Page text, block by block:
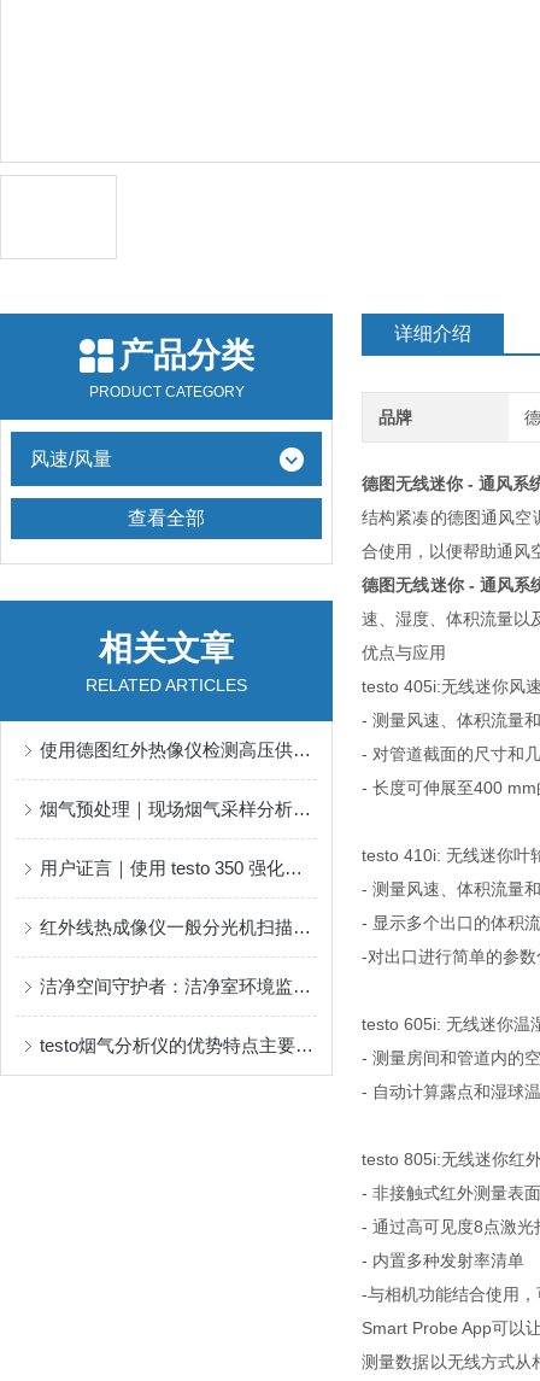
产品分类
PRODUCT CATEGORY
风速/风量
查看全部
相关文章
RELATED ARTICLES
使用德图红外热像仪检测高压供电设施
烟气预处理｜现场烟气采样分析的挑战和应对
用户证言｜使用 testo 350 强化手工比对监测，保证数据真实性
红外线热成像仪一般分光机扫描成像系统和非扫描成像系统
洁净空间守护者：洁净室环境监测如何保障现代工业核心
testo烟气分析仪的优势特点主要体现在这些方面
详细介绍
品牌
德图无线迷你 - 通风系
结构紧凑的德图通风空
合使用，以便帮助通风
德图无线迷你 - 通风系
速、湿度、体积流量以
优点与应用
testo 405i:无线迷你风
- 测量风速、体积流量
- 对管道截面的尺寸和
- 长度可伸展至400
testo 410i: 无线迷你叶
- 测量风速、体积流量
- 显示多个出口的体积
-对出口进行简单的参
testo 605i: 无线迷你温
- 测量房间和管道内的
- 自动计算露点和湿球
testo 805i:无线迷你红
- 非接触式红外测量表
- 通过高可见度8点激
- 内置多种发射率清单
-与相机功能结合使用
Smart Probe App可以
测量数据以无线方式从